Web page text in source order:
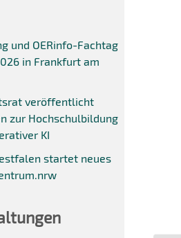
und OERinfo-Fachtag
in Frankfurt am
veröffentlicht
zur Hochschulbildung
KI
startet neues